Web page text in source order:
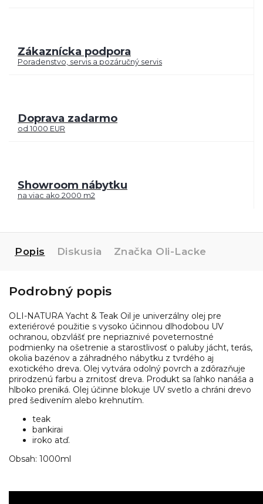
Zákaznícka podpora
Poradenstvo, servis a pozáručný servis
Doprava zadarmo
od 1000 EUR
Showroom nábytku
na viac ako 2000 m2
Popis Diskusia Značka Oli-Lacke
Podrobný popis
OLI-NATURA Yacht & Teak Oil je univerzálny olej pre
exteriérové ​​použitie s vysoko účinnou dlhodobou UV
ochranou, obzvlášť pre nepriaznivé poveternostné
podmienky na ošetrenie a starostlivosť o paluby jácht, terás,
okolia bazénov a záhradného nábytku z tvrdého aj
exotického dreva. Olej vytvára odolný povrch a zdôrazňuje
prirodzenú farbu a zrnitosť dreva. Produkt sa ľahko nanáša a
hlboko preniká. Olej účinne blokuje UV svetlo a chráni drevo
pred šedivením alebo krehnutím.
teak
bankirai
iroko atď.
Obsah: 1000ml